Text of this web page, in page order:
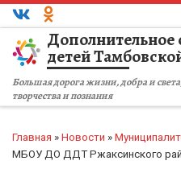
Перейти к содержимому
Дополнительное
детей
Большая дорога жизни, добра и
творчества и познания
Главная » Новости »
МБОУ ДО ДДТ Ржаксинского